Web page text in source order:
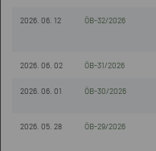
2026. 06. 12 ÖB-32/2026
2026. 06. 02 ÖB-31/2026
2026. 06. 01 ÖB-30/2026
2026. 05. 28 ÖB-29/2026